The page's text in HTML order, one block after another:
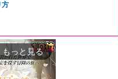
方
もっと見る